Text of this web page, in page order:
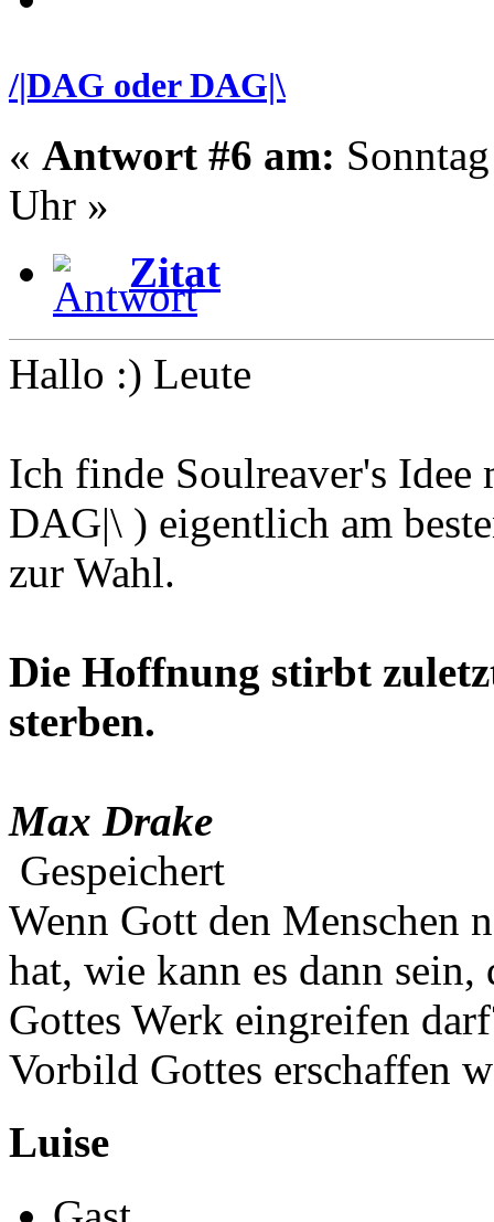
/|DAG oder DAG|\
« Antwort #6 am:
Uhr »
Zitat
Hallo :) Leute
Ich finde Soulreaver's
DAG|\ ) eigentlich am
zur Wahl.
Die Hoffnung stirbt
sterben.
Max Drake
Gespeichert
Wenn Gott den Menschen
hat, wie kann es dann
Gottes Werk eingreifen
Vorbild Gottes erschaffen
Luise